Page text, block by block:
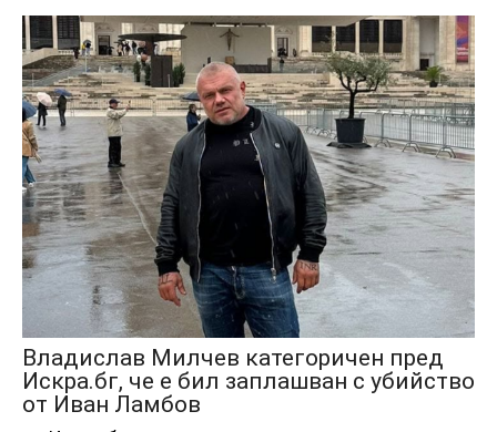
Владислав Милчев категоричен пред
Искра.бг, че е бил заплашван с убийство
от Иван Ламбов